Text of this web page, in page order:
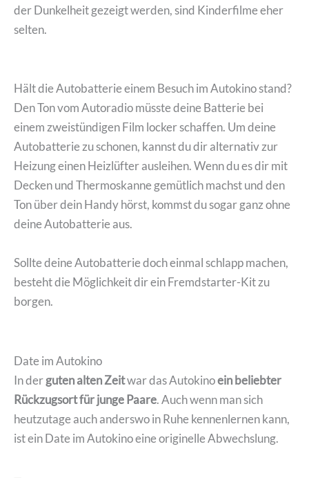
der Dunkelheit gezeigt werden, sind Kinderfilme eher
selten.
Hält die Autobatterie einem Besuch im Autokino stand?
Den Ton vom Autoradio müsste deine Batterie bei
einem zweistündigen Film locker schaffen. Um deine
Autobatterie zu schonen, kannst du dir alternativ zur
Heizung einen Heizlüfter ausleihen. Wenn du es dir mit
Decken und Thermoskanne gemütlich machst und den
Ton über dein Handy hörst, kommst du sogar ganz ohne
deine Autobatterie aus.
Sollte deine Autobatterie doch einmal schlapp machen,
besteht die Möglichkeit dir ein Fremdstarter-Kit zu
borgen.
Date im Autokino
In derguten alten Zeitwar das Autokinoein beliebter
Rückzugsort für junge Paare. Auch wenn man sich
heutzutage auch anderswo in Ruhe kennenlernen kann,
ist ein Date im Autokino eine originelle Abwechslung.